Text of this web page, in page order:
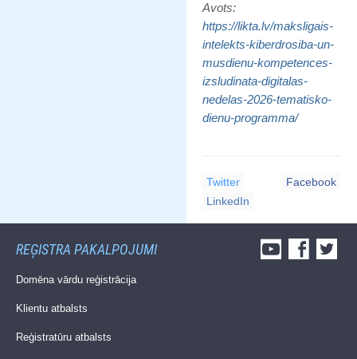
Avots:
https://likta.lv/maksligais-
intelekts-kiberdrosiba-un-
musdienu-kompetences-
izsludinata-digitalas-
nedelas-2026-tematisko-
dienu-programma/
Twitter
Facebook
LinkedIn
REĢISTRA PAKALPOJUMI
Domēna vārdu reģistrācija
Klientu atbalsts
Reģistratūru atbalsts